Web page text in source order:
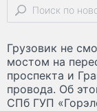
Грузовик не
мостом на
проспекта и
провода. Об
СПб ГУП